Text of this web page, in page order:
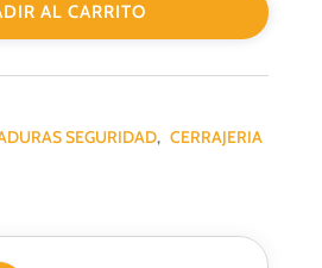
AL CARRITO
SEGURIDAD, CERRAJERIA